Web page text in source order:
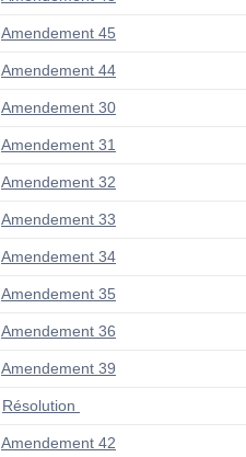
Amendement 45
Amendement 44
Amendement 30
Amendement 31
Amendement 32
Amendement 33
Amendement 34
Amendement 35
Amendement 36
Amendement 39
Résolution
Amendement 42